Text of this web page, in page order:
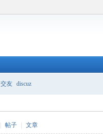
交友 discuz
帖子 文章